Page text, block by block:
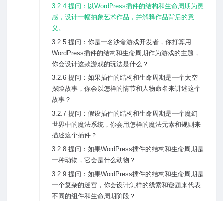
3.2.4 提问：以WordPress插件的结构和⽣命周期为灵
感，设计⼀幅抽象艺术作品，并解释作品背后的意
义。
3.2.5 提问：你是⼀名沙盒游戏开发者，你打算⽤
WordPress插件的结构和⽣命周期作为游戏的主题，
你会设计这款游戏的玩法是什么？
3.2.6 提问：如果插件的结构和⽣命周期是⼀个太空
探险故事，你会以怎样的情节和⼈物命名来讲述这个
故事？
3.2.7 提问：假设插件的结构和⽣命周期是⼀个魔幻
世界中的魔法系统，你会⽤怎样的魔法元素和规则来
描述这个插件？
3.2.8 提问：如果WordPress插件的结构和⽣命周期是
⼀种动物，它会是什么动物？
3.2.9 提问：如果WordPress插件的结构和⽣命周期是
⼀个复杂的迷宫，你会设计怎样的线索和谜题来代表
不同的组件和⽣命周期阶段？